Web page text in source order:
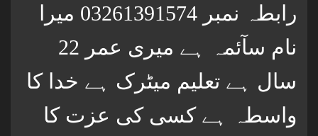
رابطہ نمبر 03261391574 میرا
نام سآئمہ ہے میری عمر 22
سال ہے تعلیم میٹرک ہے خدا کا
واسطہ ہے کسی کی عزت کا